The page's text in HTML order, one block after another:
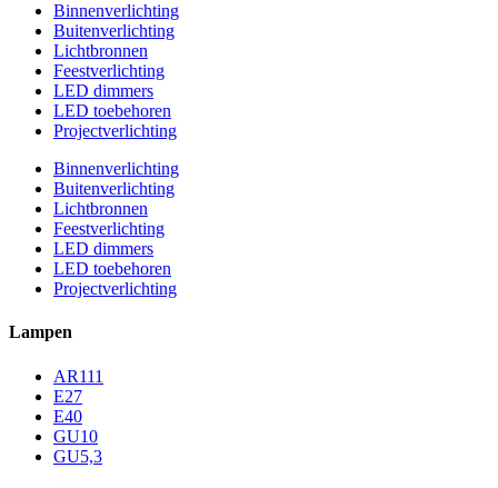
Binnenverlichting
Buitenverlichting
Lichtbronnen
Feestverlichting
LED dimmers
LED toebehoren
Projectverlichting
Binnenverlichting
Buitenverlichting
Lichtbronnen
Feestverlichting
LED dimmers
LED toebehoren
Projectverlichting
Lampen
AR111
E27
E40
GU10
GU5,3